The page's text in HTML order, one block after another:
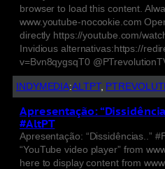
browser to load this content.
www.youtube-nocookie.com
directly https://youtube.com/
Invidious alternativas:https://
v=Bvn8qygsqT0
INDYMEDIA:ALTPT,
Apresentação:
#AltPT
Apresentação: “Dissidências..”
“YouTube video player” from
here to display content from